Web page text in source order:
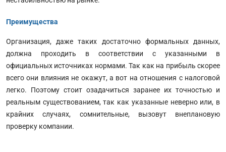
Преимущества
Организация, даже таких достаточно формальных данных,
должна проходить в соответствии с указанными в
официальных источниках нормами. Так как на прибыль скорее
всего они влияния не окажут, а вот на отношения с налоговой
легко. Поэтому стоит озадачиться заранее их точностью и
реальным существованием, так как указанные неверно или, в
крайних случаях, сомнительные, вызовут внеплановую
проверку компании.